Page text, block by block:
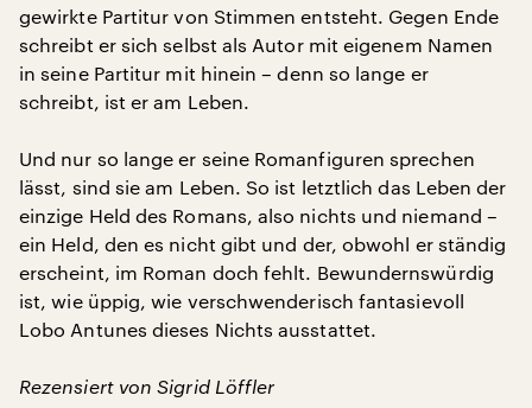
gewirkte Partitur von Stimmen entsteht. Gegen Ende
schreibt er sich selbst als Autor mit eigenem Namen
in seine Partitur mit hinein – denn so lange er
schreibt, ist er am Leben.
Und nur so lange er seine Romanfiguren sprechen
lässt, sind sie am Leben. So ist letztlich das Leben der
einzige Held des Romans, also nichts und niemand –
ein Held, den es nicht gibt und der, obwohl er ständig
erscheint, im Roman doch fehlt. Bewundernswürdig
ist, wie üppig, wie verschwenderisch fantasievoll
Lobo Antunes dieses Nichts ausstattet.
Rezensiert von Sigrid Löffler